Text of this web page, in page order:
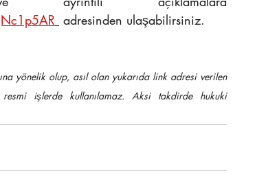
adresinden ulaşabilirsiniz.
yönelik olup, asıl olan yukarıda link adresi verilen
işlerde kullanılamaz. Aksi takdirde hukuki